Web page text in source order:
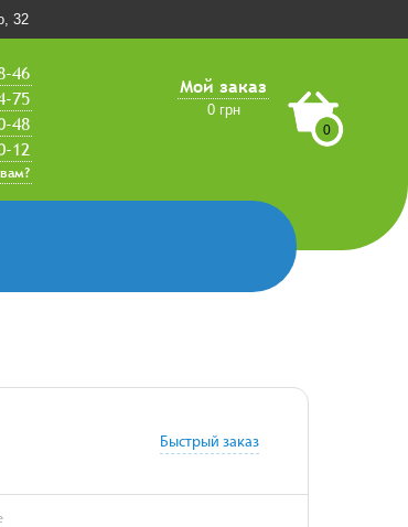
32
Мой заказ
0 грн
0
46
75
48
12
Быстрый заказ